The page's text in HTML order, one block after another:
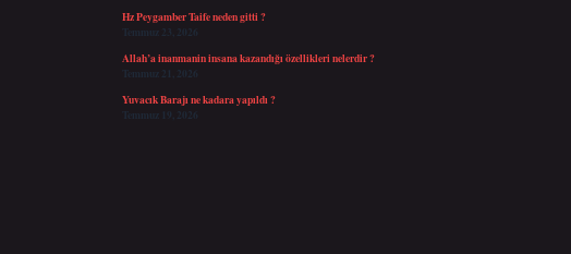
Hz Peygamber Taife neden gitti ?
Temmuz 23, 2026
Allah’a inanmanin insana kazandığı özellikleri nelerdir ?
Temmuz 21, 2026
Yuvacık Barajı ne kadara yapıldı ?
Temmuz 19, 2026